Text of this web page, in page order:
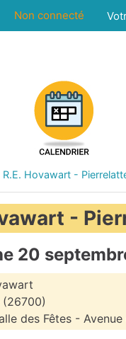
Non connecté
R.E. Hovawart -
-
20
des Fêtes -